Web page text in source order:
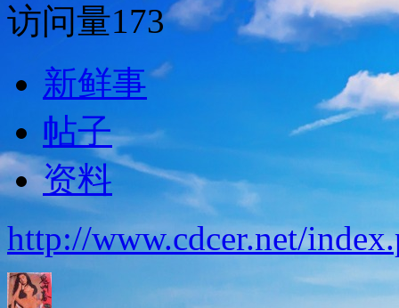
访问量173
新鲜事
帖子
资料
http://www.cdcer.net/